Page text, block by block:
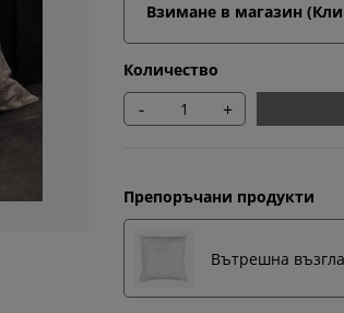
Взимане в магазин
Количество
- +
Препоръчани продукти
Вътрешна